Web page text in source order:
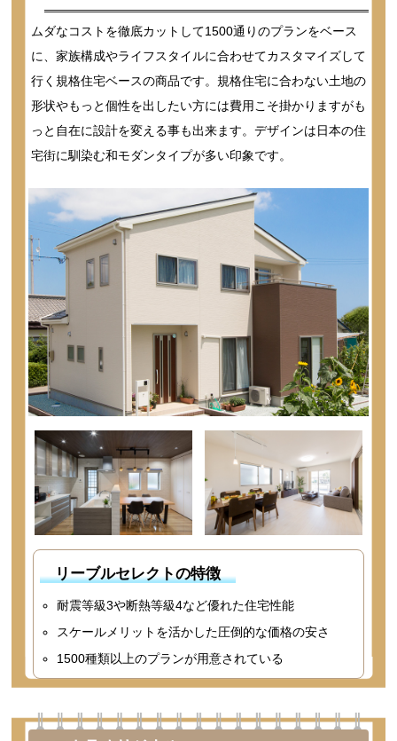
ムダなコストを徹底カットして1500通りのプランをベース
に、家族構成やライフスタイルに合わせてカスタマイズして
行く規格住宅ベースの商品です。規格住宅に合わない土地の
形状やもっと個性を出したい方には費用こそ掛かりますがも
っと自在に設計を変える事も出来ます。デザインは日本の住
宅街に馴染む和モダンタイプが多い印象です。
リーブルセレクトの特徴
耐震等級3や断熱等級4など優れた住宅性能
スケールメリットを活かした圧倒的な価格の安さ
1500種類以上のプランが用意されている